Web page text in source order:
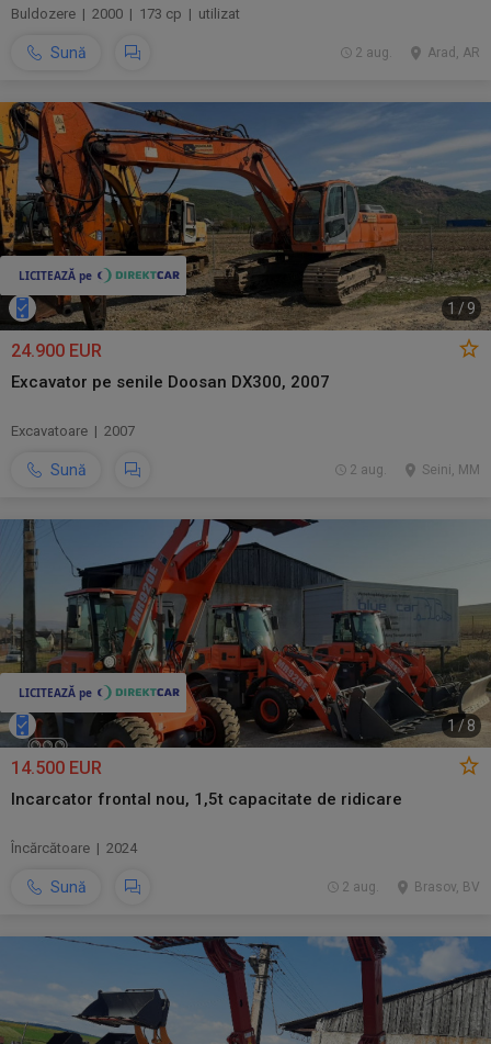
Buldozere | 2000 | 173 cp | utilizat
Sună Arad, AR
2 aug.
1 / 9
24.900 EUR
Excavator pe senile Doosan DX300, 2007
Excavatoare | 2007
Sună Seini, MM
2 aug.
1/ 8
14.500 EUR
Incarcator frontal nou, 1,5t capacitate de ridicare
Încărcătoare | 2024
Sună Brasov, BV
2 aug.